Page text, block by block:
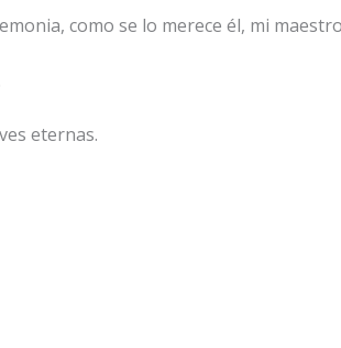
como se lo merece él, mi
eternas.